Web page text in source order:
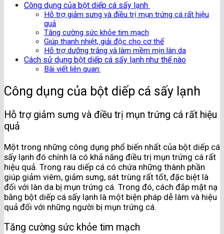
Công dụng của bột diếp cá sấy lạnh
Hỗ trợ giảm sưng và điều trị mụn trứng cá rất hiệu
quả
Tăng cường sức khỏe tim mạch
Giúp thanh nhiệt, giải độc cho cơ thể
Hỗ trợ dưỡng trắng và làm mềm mịn làn da
Cách sử dụng bột diếp cá sấy lạnh như thế nào
Bài viết liên quan:
Công dụng của bột diếp cá sấy lạnh
Hỗ trợ giảm sưng và điều trị mụn trứng cá rất hiệu
quả
Một trong những công dụng phổ biến nhất của bột diếp cá
sấy lạnh đó chính là có khả năng điều trị mụn trứng cá rất
hiệu quả. Trong rau diếp cá có chứa những thành phần
giúp giảm viêm, giảm sưng, sát trùng rất tốt, đặc biệt là
đối với làn da bị mụn trứng cá. Trong đó, cách đắp mặt nạ
bằng bột diếp cá sấy lạnh là một biện pháp dễ làm và hiệu
quả đối với những người bị mụn trứng cá.
Tăng cường sức khỏe tim mạch